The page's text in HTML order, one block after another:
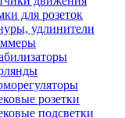
для розеток
удлинители
розетки
подсветки